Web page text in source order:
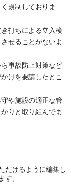
規制しておりま
打ちによる立入検
せることがないよ
事故防止対策など
けを要請したとこ
や施設の適正な管
りと取り組んでま
だけるように編集し
す。